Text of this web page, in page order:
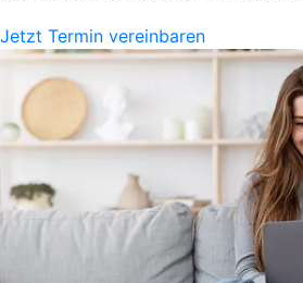
Jetzt Termin vereinbaren